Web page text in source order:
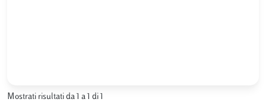
Mostrati risultati da 1 a 1 di 1